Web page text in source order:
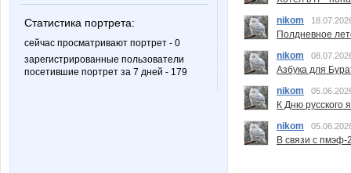
Статистика портрета:
сейчас просматривают портрет - 0
зарегистрированные пользователи
посетившие портрет за 7 дней - 179
nikom
Полдневное
nikom
Азбука для
nikom
К Дню русского
nikom
В связи с пмэф-